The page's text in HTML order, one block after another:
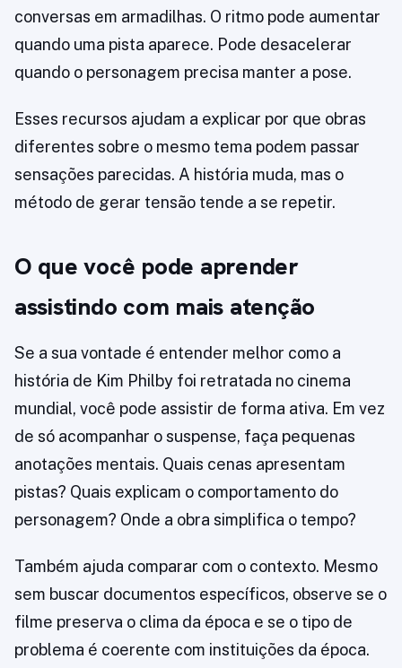
conversas em armadilhas. O ritmo pode aumentar
quando uma pista aparece. Pode desacelerar
quando o personagem precisa manter a pose.
Esses recursos ajudam a explicar por que obras
diferentes sobre o mesmo tema podem passar
sensações parecidas. A história muda, mas o
método de gerar tensão tende a se repetir.
O que você pode aprender
assistindo com mais atenção
Se a sua vontade é entender melhor como a
história de Kim Philby foi retratada no cinema
mundial, você pode assistir de forma ativa. Em vez
de só acompanhar o suspense, faça pequenas
anotações mentais. Quais cenas apresentam
pistas? Quais explicam o comportamento do
personagem? Onde a obra simplifica o tempo?
Também ajuda comparar com o contexto. Mesmo
sem buscar documentos específicos, observe se o
filme preserva o clima da época e se o tipo de
problema é coerente com instituições da época.